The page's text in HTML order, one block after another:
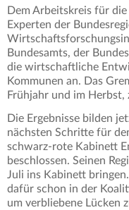
Dem Arbeitskreis für
Experten der
Bundesamts, der
die wirtschaftliche
Kommunen an. Das
Frühjahr und im Herbst,
Die Ergebnisse bilden
nächsten Schritte für
schwarz-rote Kabinett
beschlossen. Seinen
Juli ins Kabinett
dafür schon in der
um verbliebene Lücken